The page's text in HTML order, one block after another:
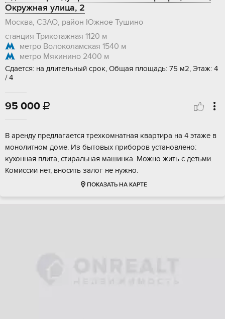
Окружная улица, 2
Москва, СЗАО, район Южное Тушино
станция Трикотажная 1120 м
метро Волоколамская 1540 м
метро Мякинино 2400 м
Сдается: на длительный срок, Общая площадь: 75 м2, Этаж: 4
/ 4
95 000 
В аренду предлагается трехкомнатная квартира на 4 этаже в
монолитном доме. Из бытовых приборов установлено:
кухонная плита, стиральная машинка. Можно жить с детьми.
Комиссии нет, вносить залог не нужно.
ПОКАЗАТЬ НА КАРТЕ